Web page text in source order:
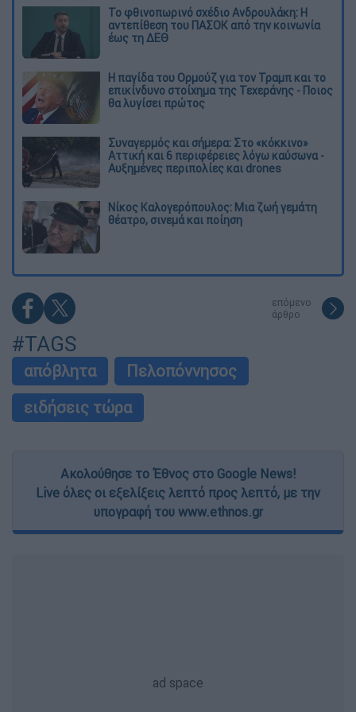
Το φθινοπωρινό σχέδιο Ανδρουλάκη: Η
αντεπίθεση του ΠΑΣΟΚ από την κοινωνία
έως τη ΔΕΘ
Η παγίδα του Ορμούζ για τον Τραμπ και το
επικίνδυνο στοίχημα της Τεχεράνης - Ποιος
θα λυγίσει πρώτος
Συναγερμός και σήμερα: Στο «κόκκινο»
Αττική και 6 περιφέρειες λόγω καύσωνα -
Αυξημένες περιπολίες και drones
Νίκος Καλογερόπουλος: Μια ζωή γεμάτη
θέατρο, σινεμά και ποίηση
επόμενο
άρθρο
#TAGS
απόβλητα
Πελοπόννησος
ειδήσεις τώρα
Ακολούθησε το Έθνος στο Google News!
Live όλες οι εξελίξεις λεπτό προς λεπτό, με την
υπογραφή του www.ethnos.gr